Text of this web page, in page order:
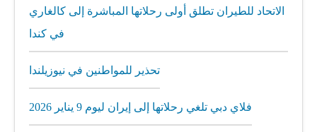
الاتحاد للطيران تطلق أولى رحلاتها المباشرة إلى كالغاري
في كندا
تحذير للمواطنين في نيوزيلندا
فلاي دبي تلغي رحلاتها إلى إيران ليوم 9 يناير 2026